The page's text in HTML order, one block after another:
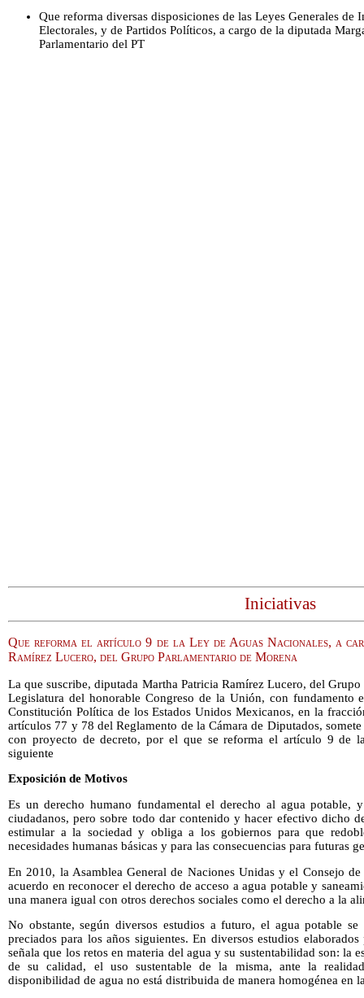
Que reforma diversas disposiciones de las Leyes Generales de
Electorales, y de Partidos Políticos, a cargo de la diputada
Parlamentario del PT
Iniciativas
Que reforma el artículo 9 de la Ley de Aguas Nacionales, a
Ramírez Lucero, del Grupo Parlamentario de Morena
La que suscribe, diputada Martha Patricia Ramírez Lucero, del
Legislatura del honorable Congreso de la Unión, con
Constitución Política de los Estados Unidos Mexicanos, en la
artículos 77 y 78 del Reglamento de la Cámara de Diputados,
con proyecto de decreto, por el que se reforma el artículo 9 de
siguiente
Exposición de Motivos
Es un derecho humano fundamental el derecho al agua potable,
ciudadanos, pero sobre todo dar contenido y hacer efectivo dicho
estimular a la sociedad y obliga a los gobiernos para que
necesidades humanas básicas y para las consecuencias para futuras
En 2010, la Asamblea General de Naciones Unidas y el Consejo
acuerdo en reconocer el derecho de acceso a agua potable y
una manera igual con otros derechos sociales como el derecho a la
No obstante, según diversos estudios a futuro, el agua potable
preciados para los años siguientes. En diversos estudios
señala que los retos en materia del agua y su sustentabilidad son: la
de su calidad, el uso sustentable de la misma, ante la
disponibilidad de agua no está distribuida de manera homogénea en